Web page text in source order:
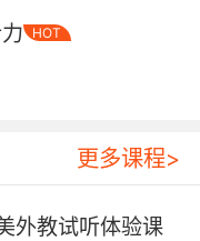
英文绘本阅读，
孩子对于学习与
次英语原版动画
趣。这种寓教于
让孩子主动爱上
HOT
更多课程>
外教试听体验课